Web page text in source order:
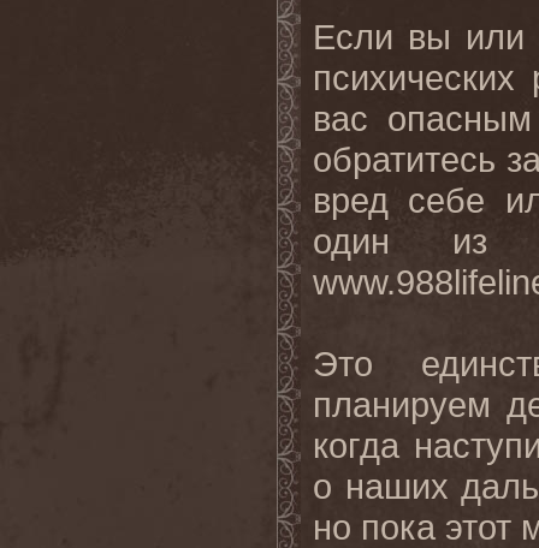
Если вы или
психических
вас
обратитесь
вред себе
один из
Это
планируем
когда
о наших
но пока этот